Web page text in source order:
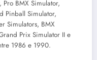
BMX Simulator,
Pinball Simulator,
Simulators, BMX
Prix Simulator II e
1986 e 1990.